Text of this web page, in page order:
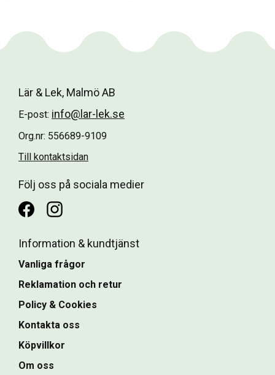
Lär & Lek, Malmö AB
E-post: info@lar-lek.se
Org.nr: 556689-9109
Till kontaktsidan
Följ oss på sociala medier
Information & kundtjänst
Vanliga frågor
Reklamation och retur
Policy & Cookies
Kontakta oss
Köpvillkor
Om oss